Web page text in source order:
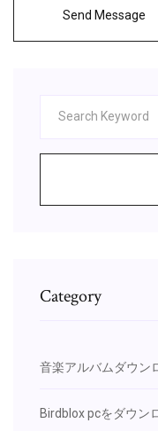
Send Message
Category
音楽アルバムダウン
Birdblox pcをダウン